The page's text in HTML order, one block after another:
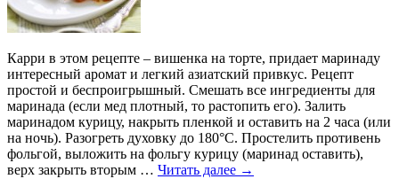
Карри в этом рецепте – вишенка на торте, придает маринаду
интересный аромат и легкий азиатский привкус. Рецепт
простой и беспроигрышный. Смешать все ингредиенты для
маринада (если мед плотный, то растопить его). Залить
маринадом курицу, накрыть пленкой и оставить на 2 часа (или
на ночь). Разогреть духовку до 180°С. Простелить противень
фольгой, выложить на фольгу курицу (маринад оставить),
верх закрыть вторым … Читать далее →